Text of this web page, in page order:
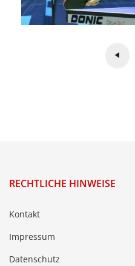
RECHTLICHE HINWEISE
Kontakt
Impressum
Datenschutz